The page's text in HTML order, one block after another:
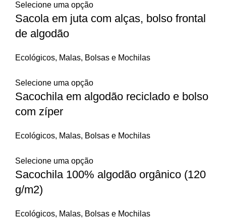
Selecione uma opção
Sacola em juta com alças, bolso frontal
de algodão
Ecológicos, Malas, Bolsas e Mochilas
Selecione uma opção
Sacochila em algodão reciclado e bolso
com zíper
Ecológicos, Malas, Bolsas e Mochilas
Selecione uma opção
Sacochila 100% algodão orgânico (120
g/m2)
Ecológicos, Malas, Bolsas e Mochilas